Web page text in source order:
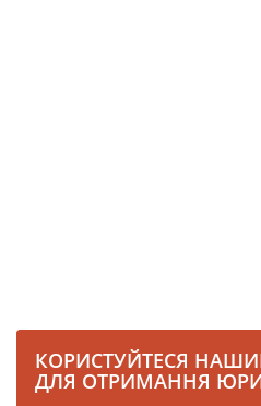
КОРИСТУЙТЕСЯ
ДЛЯ ОТРИМАННЯ